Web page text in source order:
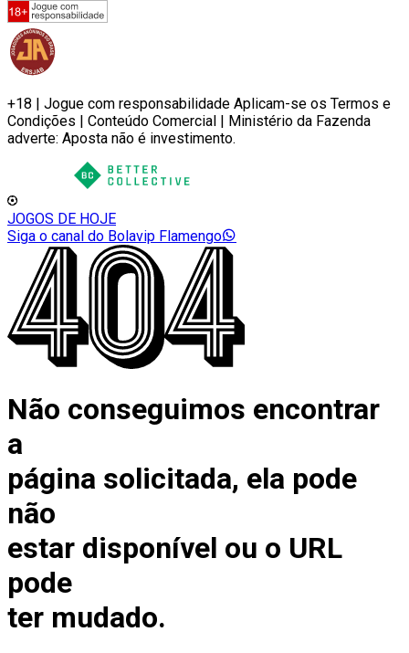
+18 | Jogue com responsabilidade Aplicam-se os Termos e
Condições | Conteúdo Comercial | Ministério da Fazenda
adverte: Aposta não é investimento.
JOGOS DE HOJE
Siga o canal do Bolavip Flamengo
Não conseguimos encontrar
a
página solicitada, ela pode
não
estar disponível ou o URL
pode
ter mudado.